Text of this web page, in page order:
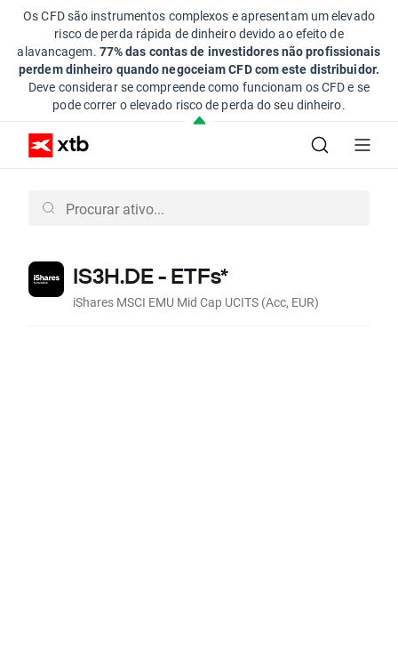
Os CFD são instrumentos complexos e apresentam um elevado
risco de perda rápida de dinheiro devido ao efeito de
alavancagem. 77% das contas de investidores não profissionais
perdem dinheiro quando negoceiam CFD com este distribuidor.
Deve considerar se compreende como funcionam os CFD e se
pode correr o elevado risco de perda do seu dinheiro.
IS3H.DE - ETFs*
iShares MSCI EMU Mid Cap UCITS (Acc, EUR)